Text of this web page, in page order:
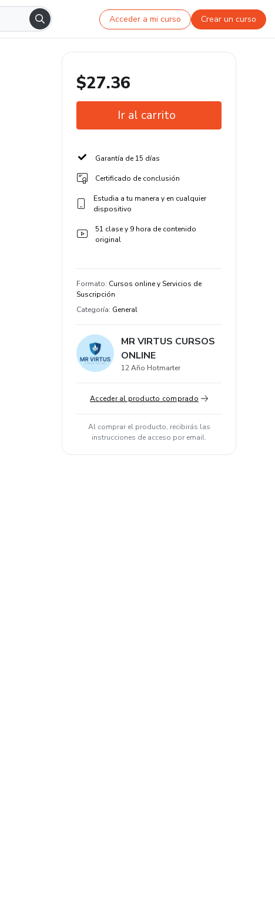
Acceder a mi curso Crear un curso
$27.36
Ir al carrito
Garantía de 15 días
Certificado de conclusión
Estudia a tu manera y en cualquier
dispositivo
51 clase y 9 hora de contenido
original
Formato: Cursos online y Servicios de
Suscripción
Categoría: General
MR VIRTUS CURSOS
ONLINE
12 Año Hotmarter
Acceder al producto comprado
Al comprar el producto, recibirás las
instrucciones de acceso por email.